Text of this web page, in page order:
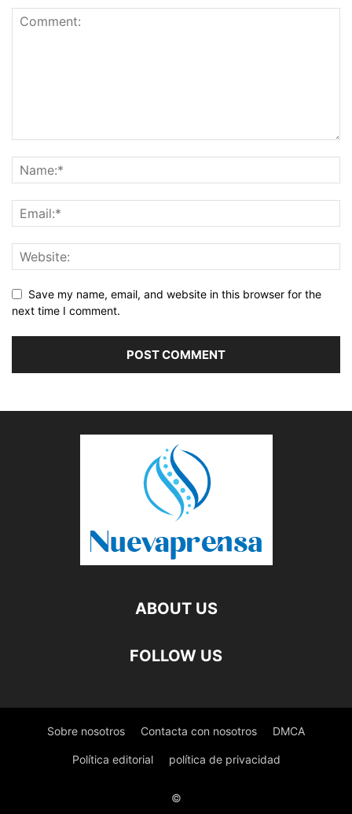
Save my name, email, and website in this browser for the
next time I comment.
ABOUT US
FOLLOW US
Sobre nosotros Contacta con nosotros DMCA
Política editorial política de privacidad
©